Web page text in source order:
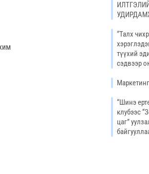
“Талх
түүхий
сэдвээр
“Шинэ
клубээс
цаг”